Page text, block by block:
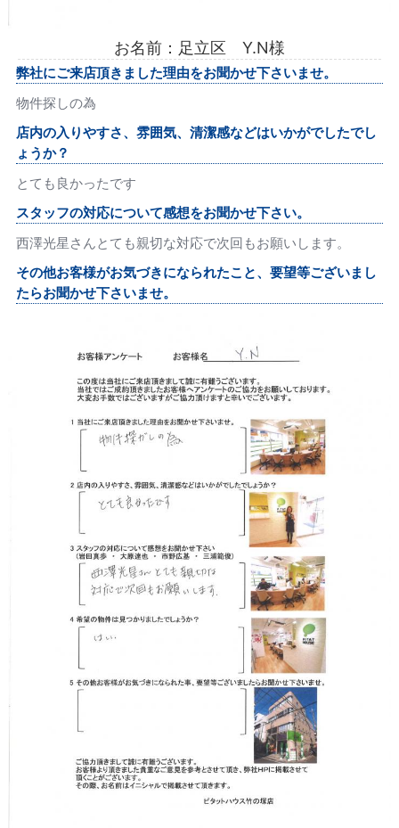
お名前：足立区 Y.N様
弊社にご来店頂きました理由をお聞かせ下さいませ。
物件探しの為
店内の入りやすさ、雰囲気、清潔感などはいかがでしたでし
ょうか？
とても良かったです
スタッフの対応について感想をお聞かせ下さい。
西澤光星さんとても親切な対応で次回もお願いします。
その他お客様がお気づきになられたこと、要望等ございまし
たらお聞かせ下さいませ。